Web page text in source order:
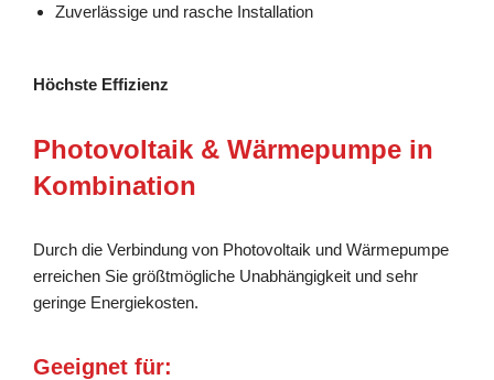
Zuverlässige und rasche Installation
Höchste Effizienz
Photovoltaik & Wärmepumpe in
Kombination
Durch die Verbindung von Photovoltaik und Wärmepumpe
erreichen Sie größtmögliche Unabhängigkeit und sehr
geringe Energiekosten.
Geeignet für: